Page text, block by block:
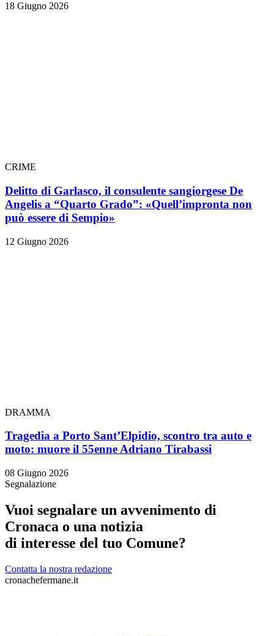
18 Giugno 2026
CRIME
Delitto di Garlasco, il consulente sangiorgese De
Angelis a “Quarto Grado”: «Quell’impronta non
può essere di Sempio»
12 Giugno 2026
DRAMMA
Tragedia a Porto Sant’Elpidio, scontro tra auto e
moto: muore il 55enne Adriano Tirabassi
08 Giugno 2026
Segnalazione
Vuoi segnalare un avvenimento di
Cronaca o una notizia
di interesse del tuo Comune?
Contatta la nostra redazione
cronachefermane.it